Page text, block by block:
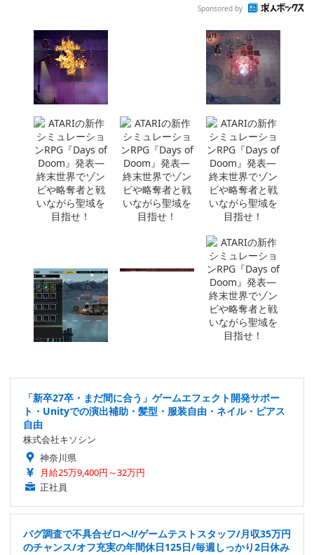
Sponsored by
「新卒27卒・まだ間に合う」ゲームエフェクト開発サポー
ト・Unityでの演出補助・髪型・服装自由・ネイル・ピアス
自由
株式会社キソシン
神奈川県
月給25万9,400円～32万円
正社員
バグ調査で不具合ゼロへ!/ゲームテストスタッフ/月収35万円
のチャンス/オフ充実の年間休日125日/毎週しっかり2日休み